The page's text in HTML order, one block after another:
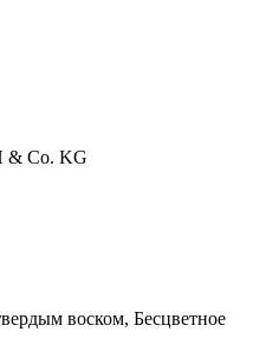
& Co. KG
воском, Бесцветное